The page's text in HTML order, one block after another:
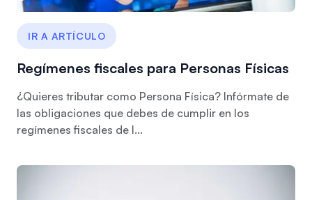
IR A ARTÍCULO
Regímenes fiscales para Personas Físicas
¿Quieres tributar como Persona Física? Infórmate de
las obligaciones que debes de cumplir en los
regímenes fiscales de l...